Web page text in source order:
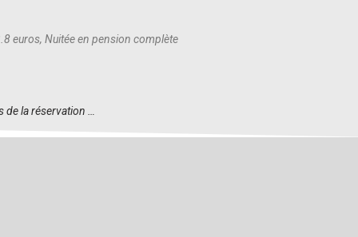
euros, Nuitée en pension complète
la réservation …